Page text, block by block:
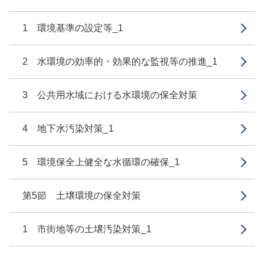
1 環境基準の設定等_1
2 水環境の効率的・効果的な監視等の推進_1
3 公共用水域における水環境の保全対策
4 地下水汚染対策_1
5 環境保全上健全な水循環の確保_1
第5節 土壌環境の保全対策
1 市街地等の土壌汚染対策_1